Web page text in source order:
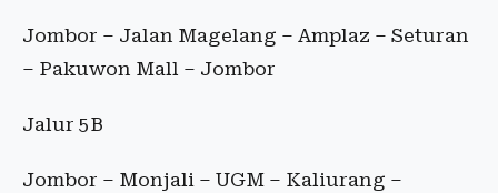
Jombor – Jalan Magelang – Amplaz – Seturan
– Pakuwon Mall – Jombor
Jalur 5B
Jombor – Monjali – UGM – Kaliurang –